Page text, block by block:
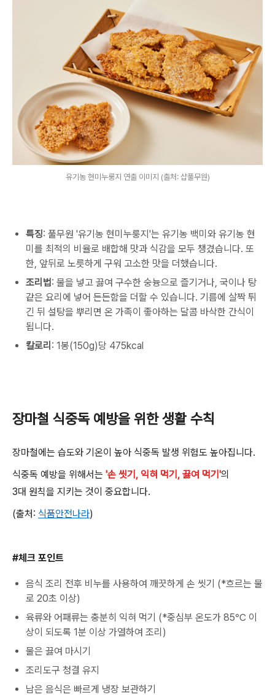
유기농 현미누룽지 연출 이미지 (출처: 샵풀무원)
특징: 풀무원 '유기농 현미누룽지 '는 유기농 백미와 유기농 현
미를 최적의 비율로 배합해 맛과 식감을 모두 챙겼습니다. 또
한, 앞뒤로 노릇하게 구워 고소한 맛을 더했습니다.
조리법 : 물을 넣고 끓여 구수한 숭늉으로 즐기거나, 국이나 탕
같은 요리에 넣어 든든함을 더할 수 있습니다. 기름에 살짝 튀
긴 뒤 설탕을 뿌리면 온 가족이 좋아하는 달콤 바삭한 간식이
됩니다.
칼로리 : 1봉(150g)당 475kcal
장마철 식중독 예방을 위한 생활 수칙
장마철에는 습도와 기온이 높아 식중독 발생 위험도 높아집니다.
식중독 예방을 위해서는 '손 씻기, 익혀 먹기, 끓여 먹기'의
3대 원칙을 지키는 것이 중요합니다.
(출처 : 식품안전나라)
#체크 포인트
음식 조리 전후 비누를 사용하여 깨끗하게 손 씻기 (*흐르는 물
로 20초 이상)
육류와 어패류는 충분히 익혀 먹기 (*중심부 온도가 85℃ 이
상이 되도록 1분 이상 가열하여 조리 )
물은 끓여 마시기
조리도구 청결 유지
남은 음식은 빠르게 냉장 보관하기